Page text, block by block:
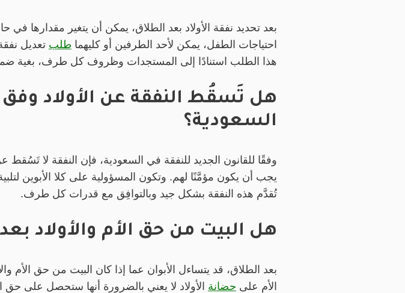
بعد تحديد نفقة الأولاد بعد الطلاق، يمكن أن يتغير مقدارها
احتياجات الطفل، يمكن لأحد الطرفين أو كليهما طلب تعديل
هذا الطلب استنادًا إلى المستجدات وظروف كل طرف، بغية ضمان
هل تَسقُط النفقة عن الأولاد وفق
السعودية؟
وفقًا للقانون الجديد للنفقة في السعودية، فإن النفقة لا تَسُقط
يجب أن يكون مؤمَّنًا لهم. وتكون المسؤولية على كلا الأبوين
تُقدَّم هذه النفقة بشكل جيد وبالتوافِق مع قدرات كل طرف.
هل البيت من حق الأم والأولاد
بعد الطلاق، قد يتساءل الأبوان عما إذا كان البيت من حق الأم
الأم على حضانة الأولاد لا يعني بالضرورة أنها ستحصل على حق